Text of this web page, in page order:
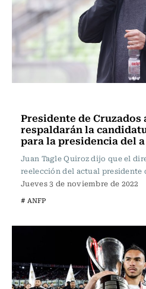
Presidente de Cruzados
respaldarán la
para la presidencia del a
Juan Tagle Quiroz dijo que el
reelección del actual
Jueves 3 de noviembre de 2022
# ANFP